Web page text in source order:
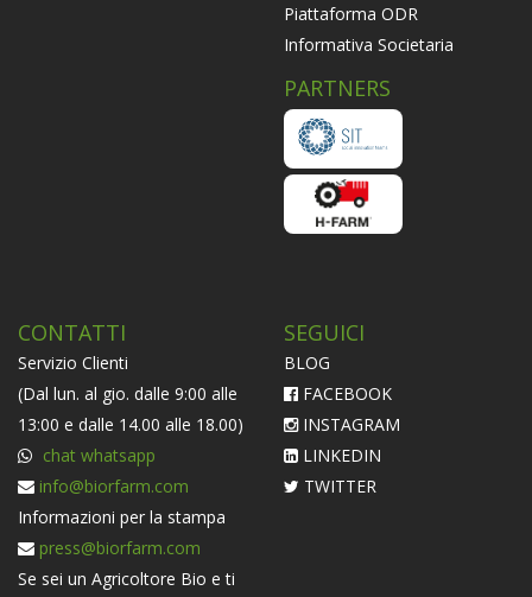
Piattaforma ODR
Informativa Societaria
PARTNERS
CONTATTI
Servizio Clienti
(Dal lun. al gio. dalle 9:00 alle
13:00 e dalle 14.00 alle 18.00)
chat whatsapp
info@biorfarm.com
Informazioni per la stampa
press@biorfarm.com
Se sei un Agricoltore Bio e ti
SEGUICI
BLOG
FACEBOOK
INSTAGRAM
LINKEDIN
TWITTER